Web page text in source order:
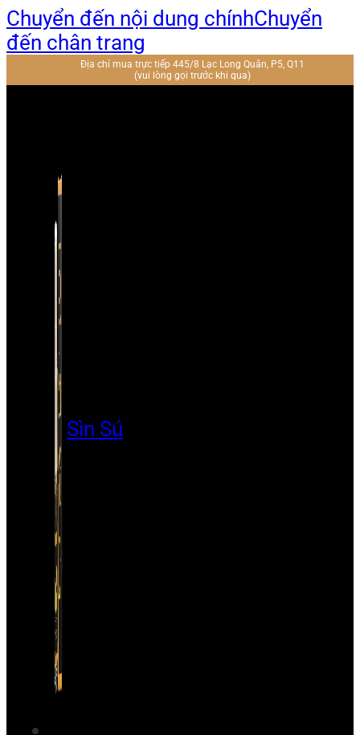
Chuyển đến nội dung chínhChuyển
đến chân trang
Địa chỉ mua trực tiếp 445/8 Lạc Long Quân, P5, Q11
(vui lòng gọi trước khi qua)
Sìn Sú